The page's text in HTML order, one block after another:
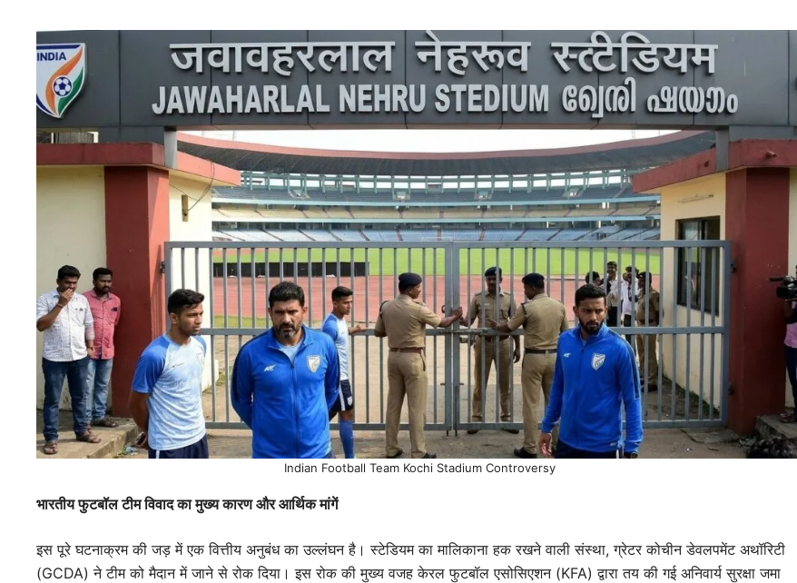
Indian Football Team Kochi Stadium Controversy
भारतीय फुटबॉल टीम विवाद का मुख्य कारण और आर्थिक मांगें
इस पूरे घटनाक्रम की जड़ में एक वित्तीय अनुबंध का उल्लंघन है। स्टेडियम का मालिकाना हक रखने वाली संस्था, ग्रेटर कोचीन डेवलपमेंट अथॉरिटी
(GCDA) ने टीम को मैदान में जाने से रोक दिया। इस रोक की मुख्य वजह केरल फुटबॉल एसोसिएशन (KFA) द्वारा तय की गई अनिवार्य सुरक्षा जमा